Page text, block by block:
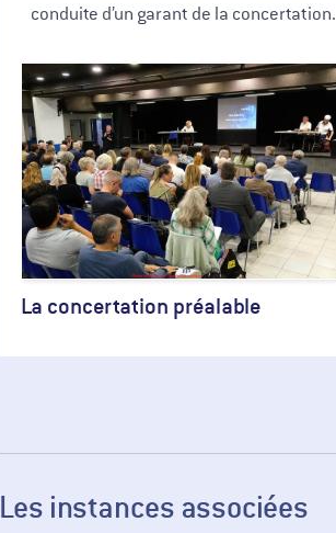
conduite d’un garant de la concertation.
La concertation préalable
Les instances associées